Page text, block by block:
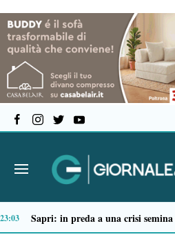
Tortorella celebra la Fiera di San Basilio: tra antichi mestieri, bestiame e la musica della Bandabardò 14:49